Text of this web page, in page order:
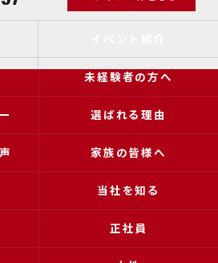
未経験者の方へ
選ばれる理由
家族の皆様へ
当社を知る
正社員